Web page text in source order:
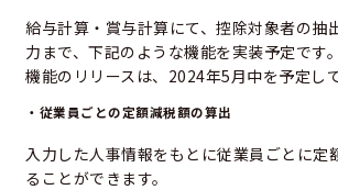
給与計算・賞与計算にて、控除対象者の抽
力まで、下記のような機能を実装予定です。
機能のリリースは、2024年5月中を予定し
・従業員ごとの定額減税額の算出
入力した人事情報をもとに従業員ごとに定
ることができます。